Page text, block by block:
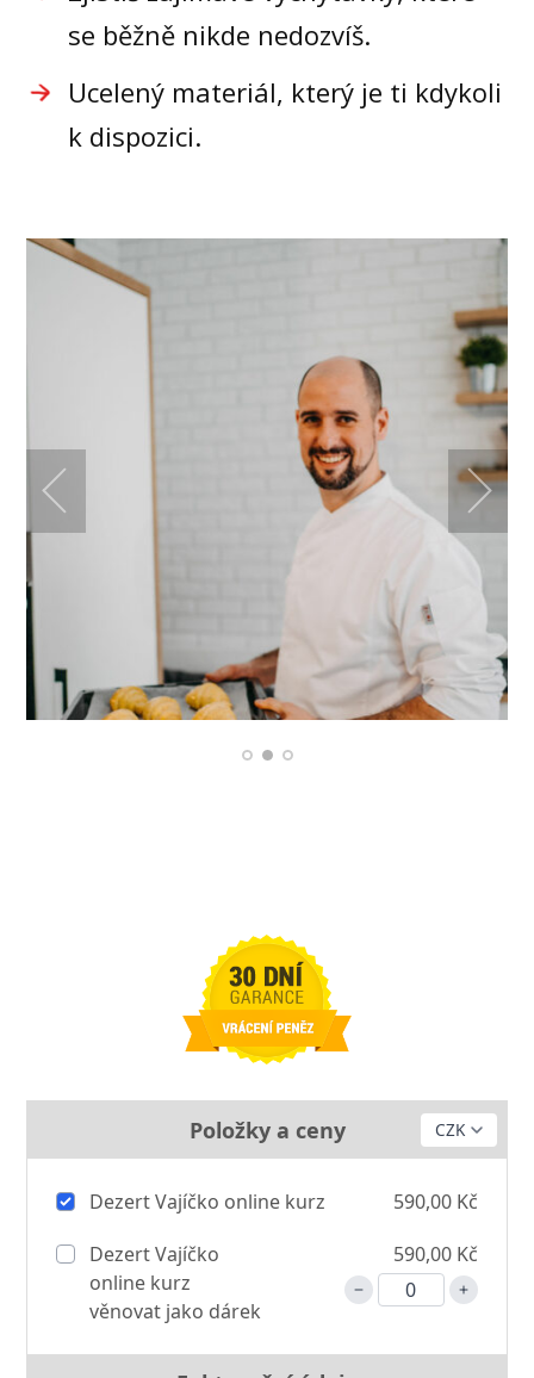
se běžně nikde nedozvíš.
Ucelený materiál, který je ti kdykoli
k dispozici.
Položky a ceny
Dezert Vajíčko online kurz
590,00 Kč
Dezert Vajíčko
online kurz
věnovat jako dárek
590,00 Kč